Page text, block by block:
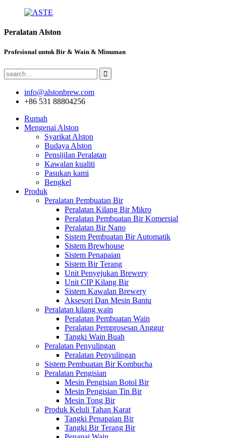
Peralatan Alston
Profesional untuk Bir & Wain & Minuman
info@alstonbrew.com
+86 531 88804256
Rumah
Mengenai Alston
Syarikat Alston
Budaya Alston
Pensijilan Peralatan
Kawalan kualiti
Pasukan kami
Bengkel
Produk
Peralatan Pembuatan Bir
Peralatan Kilang Bir Mikro
Peralatan Pembuatan Bir Komersial
Peralatan Bir Nano
Sistem Pembuatan Bir Automatik
Sistem Brewhouse
Sistem Penapaian
Sistem Bir Terang
Unit Penyejukan Brewery
Unit CIP Kilang Bir
Sistem Kawalan Brewery
Aksesori Dan Mesin Bantu
Peralatan kilang wain
Peralatan Pembuatan Wain
Peralatan Pemprosesan Anggur
Tangki Wain Buah
Peralatan Penyulingan
Peralatan Penyulingan
Sistem Pembuatan Bir Kombucha
Peralatan Pengisian
Mesin Pengisian Botol Bir
Mesin Pengisian Tin Bir
Mesin Tong Bir
Produk Keluli Tahan Karat
Tangki Penapaian Bir
Tangki Bir Terang Bir